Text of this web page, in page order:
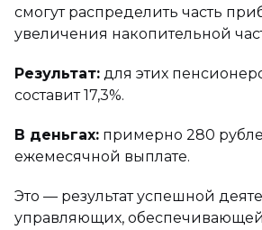
смогут распределить часть
увеличения накопительной
Результат: для этих
составит 17,3%.
В деньгах: примерно 280
ежемесячной выплате.
Это — результат успешной
управляющих, обеспечивающей